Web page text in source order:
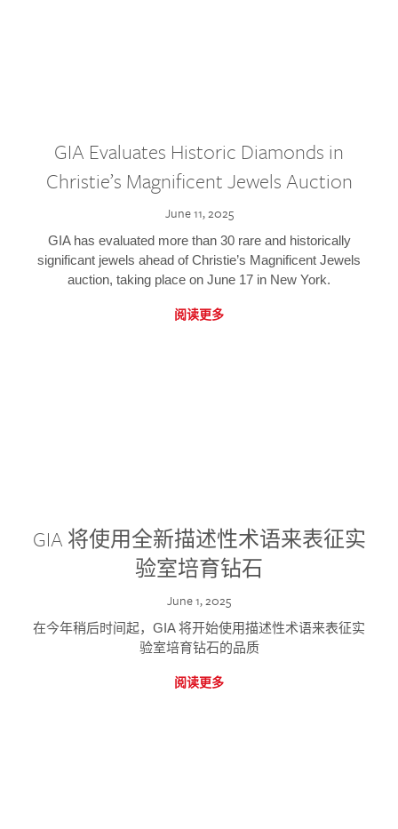
GIA Evaluates Historic Diamonds in
Christie’s Magnificent Jewels Auction
June 11, 2025
GIA has evaluated more than 30 rare and historically
significant jewels ahead of Christie’s Magnificent Jewels
auction, taking place on June 17 in New York.
阅读更多
GIA 将使用全新描述性术语来表征实
验室培育钻石
June 1, 2025
在今年稍后时间起，GIA 将开始使用描述性术语来表征实
验室培育钻石的品质
阅读更多